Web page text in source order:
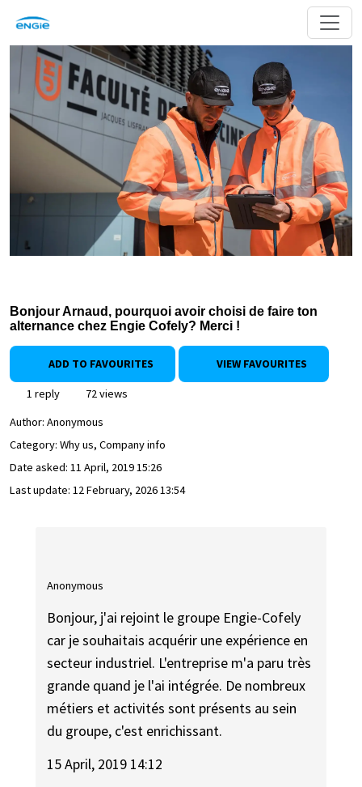
Bonjour Arnaud, pourquoi avoir choisi de faire ton
alternance chez Engie Cofely? Merci !
ADD TO FAVOURITES VIEW FAVOURITES
1 reply
72 views
Author: Anonymous
Category: Why us, Company info
Date asked: 11 April, 2019 15:26
Last update: 12 February, 2026 13:54
Anonymous
Bonjour, j'ai rejoint le groupe Engie-Cofely
car je souhaitais acquérir une expérience en
secteur industriel. L'entreprise m'a paru très
grande quand je l'ai intégrée. De nombreux
métiers et activités sont présents au sein
du groupe, c'est enrichissant.
15 April, 2019 14:12